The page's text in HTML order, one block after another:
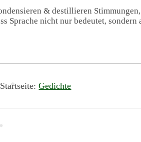
& destillieren
Sprache nicht nur bedeutet,
Gedichte